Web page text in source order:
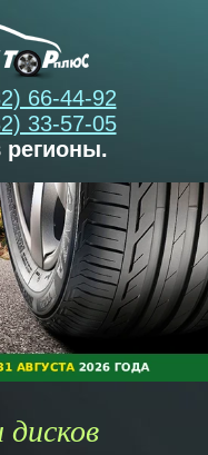
66-44-92
33-57-05
регионы.